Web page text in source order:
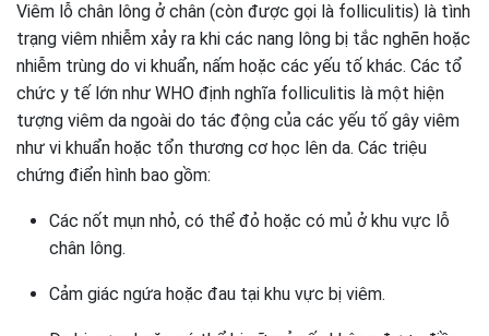
Viêm lỗ chân lông ở chân (còn được gọi là folliculitis) là tình
trạng viêm nhiễm xảy ra khi các nang lông bị tắc nghẽn hoặc
nhiễm trùng do vi khuẩn, nấm hoặc các yếu tố khác. Các tổ
chức y tế lớn như WHO định nghĩa folliculitis là một hiện
tượng viêm da ngoài do tác động của các yếu tố gây viêm
như vi khuẩn hoặc tổn thương cơ học lên da. Các triệu
chứng điển hình bao gồm:
Các nốt mụn nhỏ, có thể đỏ hoặc có mủ ở khu vực lỗ
chân lông.
Cảm giác ngứa hoặc đau tại khu vực bị viêm.